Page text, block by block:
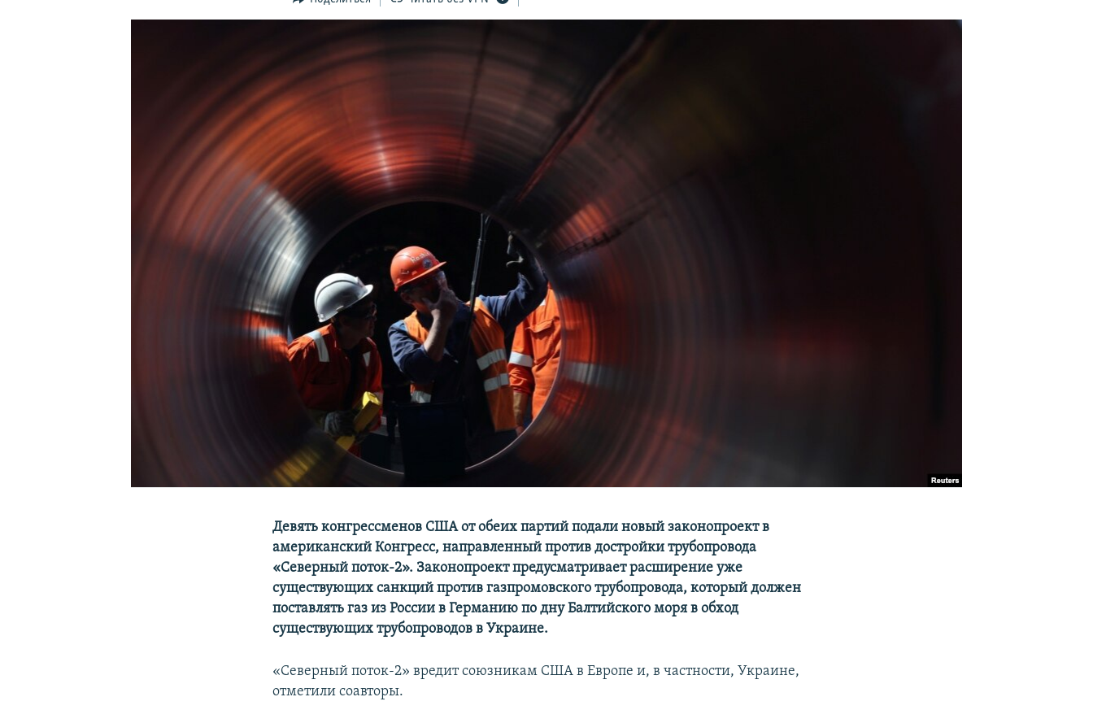
Девять конгрессменов США от обеих партий подали новый законопроект в
американский Конгресс, направленный против достройки трубопровода
«Северный поток-2». Законопроект предусматривает расширение уже
существующих санкций против газпромовского трубопровода, который должен
поставлять газ из России в Германию по дну Балтийского моря в обход
существующих трубопроводов в Украине.
«Северный поток-2» вредит союзникам США в Европе и, в частности, Украине,
отметили соавторы.